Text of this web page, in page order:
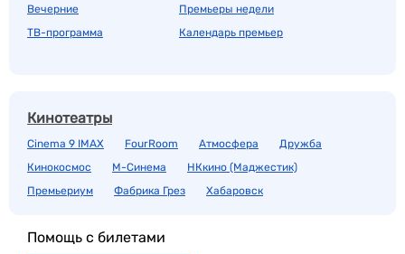
Вечерние
ТВ-программа
Премьеры недели
Календарь премьер
Кинотеатры
Cinema 9 IMAX FourRoom Атмосфера
Дружба
Кинокосмос
М-Синема
НКкино (Маджестик)
Премьериум
Фабрика Грез Хабаровск
Помощь с билетами